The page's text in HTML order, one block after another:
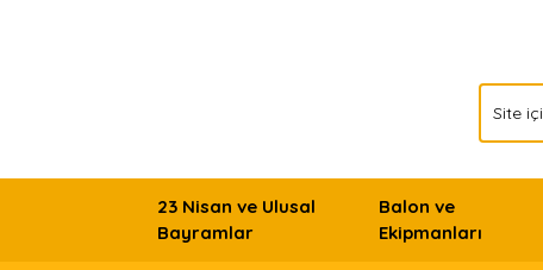
23 Nisan ve Ulusal
Bayramlar
Balon ve
Ekipmanları